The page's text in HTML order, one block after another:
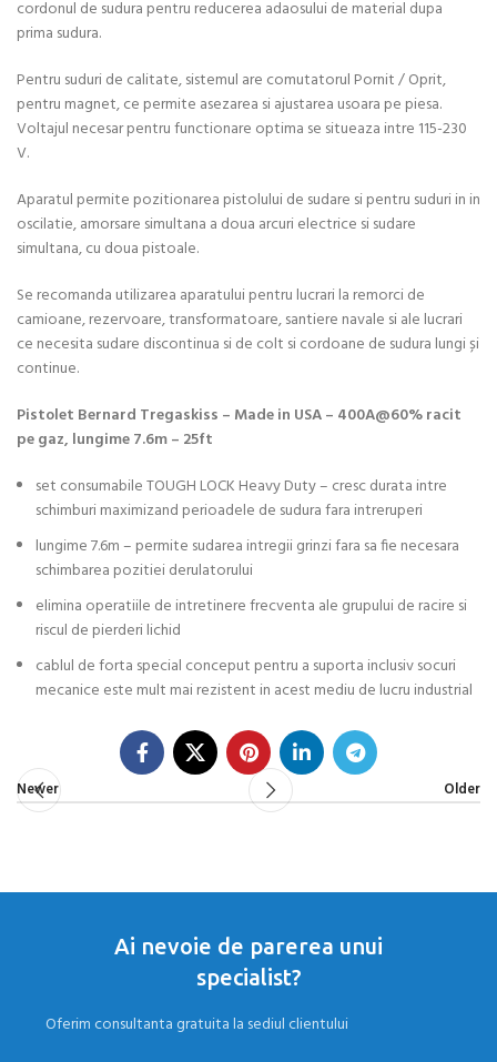
cordonul de sudura pentru reducerea adaosului de material dupa
prima sudura.
Pentru suduri de calitate, sistemul are comutatorul Pornit / Oprit,
pentru magnet, ce permite asezarea si ajustarea usoara pe piesa.
Voltajul necesar pentru functionare optima se situeaza intre 115-230
V.
Aparatul permite pozitionarea pistolului de sudare si pentru suduri in in
oscilatie, amorsare simultana a doua arcuri electrice si sudare
simultana, cu doua pistoale.
Se recomanda utilizarea aparatului pentru lucrari la remorci de
camioane, rezervoare, transformatoare, santiere navale si ale lucrari
ce necesita sudare discontinua si de colt si cordoane de sudura lungi și
continue.
Pistolet Bernard Tregaskiss – Made in USA – 400A@60% racit
pe gaz, lungime 7.6m – 25ft
set consumabile TOUGH LOCK Heavy Duty – cresc durata intre
schimburi maximizand perioadele de sudura fara intreruperi
lungime 7.6m – permite sudarea intregii grinzi fara sa fie necesara
schimbarea pozitiei derulatorului
elimina operatiile de intretinere frecventa ale grupului de racire si
riscul de pierderi lichid
cablul de forta special conceput pentru a suporta inclusiv socuri
mecanice este mult mai rezistent in acest mediu de lucru industrial
Newer Older
Ai nevoie de parerea unui
specialist?
Oferim consultanta gratuita la sediul clientului